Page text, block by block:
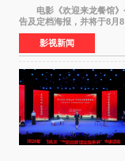
电影《欢迎来龙餐馆》
告及定档海报，并将于8月
食大片，影片讲述的是中国
影视新闻